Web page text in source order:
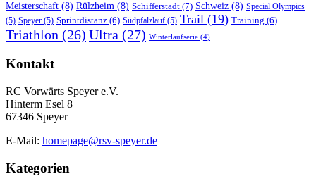
Meisterschaft (8) Rülzheim (8) Schifferstadt (7) Schweiz (8) Special Olympics
(5) Speyer (5) Sprintdistanz (6) Südpfalzlauf (5) Trail (19) Training (6)
Triathlon (26) Ultra (27) Winterlaufserie (4)
Kontakt
RC Vorwärts Speyer e.V.
Hinterm Esel 8
67346 Speyer
E-Mail: homepage@rsv-speyer.de
Kategorien